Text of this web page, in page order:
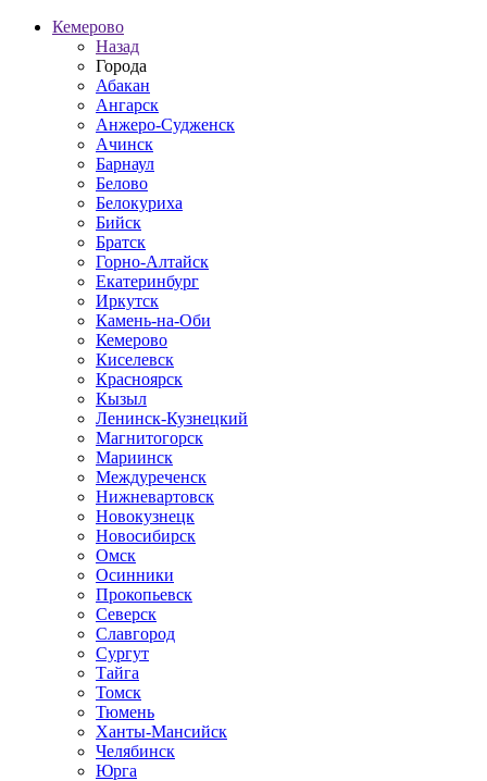
Кемерово
Назад
Города
Абакан
Ангарск
Анжеро-Судженск
Ачинск
Барнаул
Белово
Белокуриха
Бийск
Братск
Горно-Алтайск
Екатеринбург
Иркутск
Камень-на-Оби
Кемерово
Киселевск
Красноярск
Кызыл
Ленинск-Кузнецкий
Магнитогорск
Мариинск
Междуреченск
Нижневартовск
Новокузнецк
Новосибирск
Омск
Осинники
Прокопьевск
Северск
Славгород
Сургут
Тайга
Томск
Тюмень
Ханты-Мансийск
Челябинск
Юрга